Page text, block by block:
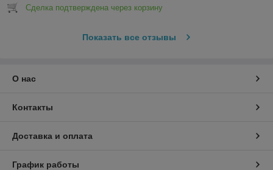
Сделка подтверждена через корзину
Показать все отзывы
О нас
Контакты
Доставка и оплата
График работы